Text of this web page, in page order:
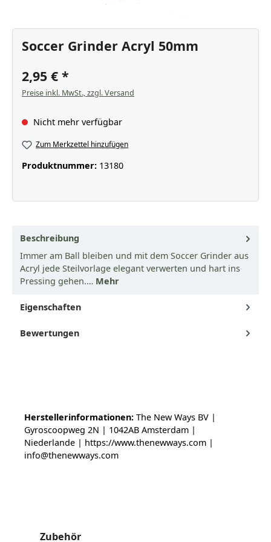
Soccer Grinder Acryl 50mm
2,95 €
Preise inkl. MwSt., zzgl. Versand
Nicht mehr verfügbar
Zum Merkzettel hinzufügen
Produktnummer: 13180
Beschreibung
Immer am Ball bleiben und mit dem Soccer Grinder aus
Acryl jede Steilvorlage elegant verwerten und hart ins
Pressing gehen.… Mehr
Eigenschaften
Bewertungen
Herstellerinformationen: The New Ways BV |
Gyroscoopweg 2N | 1042AB Amsterdam |
Niederlande | https://www.thenewways.com |
info@thenewways.com
Produktgalerie überspringen
Zubehör